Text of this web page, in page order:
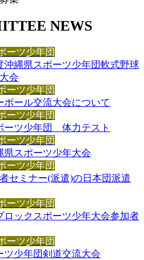
NEWS
ーツ少年団
沖縄県スポーツ少年団軟式野球
会
ーツ少年団
ール交流大会について
ーツ少年団
ーツ少年団 体力テスト
ーツ少年団
スポーツ少年大会
ーツ少年団
セミナー(派遣)の日本団派遣
ーツ少年団
ロックスポーツ少年大会参加者
ーツ少年団
ツ少年団剣道交流大会